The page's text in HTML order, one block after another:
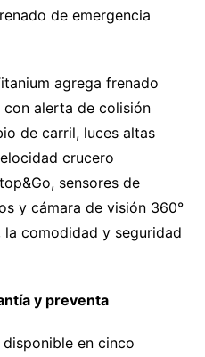
de emergencia
agrega frenado
alerta de colisión
de carril, luces altas
crucero
sensores de
y cámara de visión 360°
comodidad y seguridad
y preventa
en cinco